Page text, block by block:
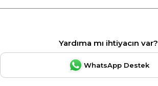
Yardıma mı ihtiyacın var?
WhatsApp Destek